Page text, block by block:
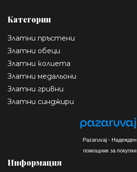
Категории
Златни пръстени
Златни обеци
Златни колиета
Златни медальони
Златни гривни
Златни синджири
Pazaruvaj - Надежден
помощник за покупки
Информация